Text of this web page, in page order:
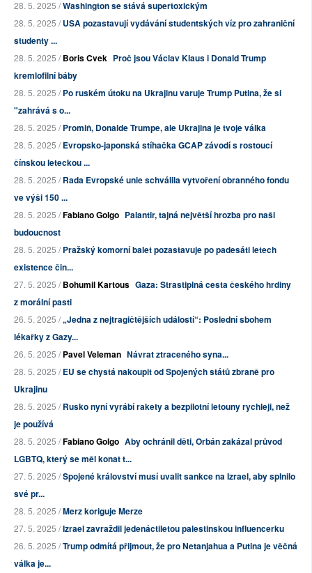
28. 5. 2025 /Washington se stává supertoxickým
28. 5. 2025 /USA pozastavují vydávání studentských víz pro zahraniční
studenty ...
28. 5. 2025 /Boris Cvek Proč jsou Václav Klaus i Donald Trump
kremlofilní báby
28. 5. 2025 /Po ruském útoku na Ukrajinu varuje Trump Putina, že si
"zahrává s o...
28. 5. 2025 /Promiň, Donalde Trumpe, ale Ukrajina je tvoje válka
28. 5. 2025 /Evropsko-japonská stíhačka GCAP závodí s rostoucí
čínskou leteckou ...
28. 5. 2025 /Rada Evropské unie schválila vytvoření obranného fondu
ve výši 150 ...
28. 5. 2025 /Fabiano Golgo Palantir, tajná největší hrozba pro naši
budoucnost
28. 5. 2025 /Pražský komorní balet pozastavuje po padesáti letech
existence čin...
27. 5. 2025 /Bohumil Kartous Gaza: Strastiplná cesta českého hrdiny
z morální pasti
26. 5. 2025 /„Jedna z nejtragičtějších událostí“: Poslední sbohem
lékařky z Gazy...
26. 5. 2025 /Pavel Veleman Návrat ztraceného syna...
28. 5. 2025 /EU se chystá nakoupit od Spojených států zbraně pro
Ukrajinu
28. 5. 2025 /Rusko nyní vyrábí rakety a bezpilotní letouny rychleji, než
je používá
28. 5. 2025 /Fabiano Golgo Aby ochránil děti, Orbán zakázal průvod
LGBTQ, který se měl konat t...
27. 5. 2025 /Spojené království musí uvalit sankce na Izrael, aby splnilo
své pr...
28. 5. 2025 /Merz koriguje Merze
27. 5. 2025 /Izrael zavraždil jedenáctiletou palestinskou influencerku
26. 5. 2025 /Trump odmítá přijmout, že pro Netanjahua a Putina je věčná
válka je...